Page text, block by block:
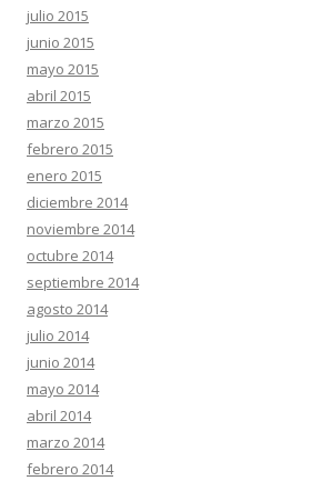
julio 2015
junio 2015
mayo 2015
abril 2015
marzo 2015
febrero 2015
enero 2015
diciembre 2014
noviembre 2014
octubre 2014
septiembre 2014
agosto 2014
julio 2014
junio 2014
mayo 2014
abril 2014
marzo 2014
febrero 2014